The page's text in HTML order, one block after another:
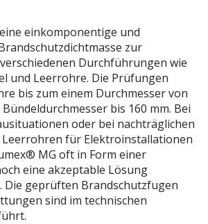
einkomponentige und
zur
Durchführungen wie
und Leerrohre. Die Prüfungen
bis zum einem Durchmesser von
bis 160 mm. Bei
oder bei nachträglichen
für Elektroinstallationen
MG oft in Form einer
eine akzeptable Lösung
Die geprüften Brandschutzfugen
sind im technischen